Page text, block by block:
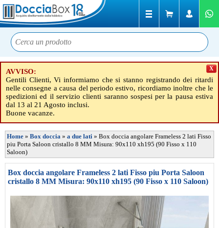
AVVISO:
Gentili Clienti, Vi informiamo che si stanno registrando dei ritardi
nelle consegne a causa del periodo estivo, ricordiamo inoltre che le
spedizioni ed il servizio clienti saranno sospesi per la pausa estiva
dal 13 al 21 Agosto inclusi.
Buone vacanze.
X
Home » Box doccia » a due lati » Box doccia angolare Frameless 2 lati Fisso
piu Porta Saloon cristallo 8 MM Misura: 90x110 xh195 (90 Fisso x 110
Saloon)
Box doccia angolare Frameless 2 lati Fisso piu Porta Saloon
cristallo 8 MM Misura: 90x110 xh195 (90 Fisso x 110 Saloon)